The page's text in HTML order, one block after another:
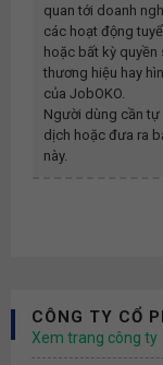
quan tới doanh
các hoạt động
hoặc bất kỳ quyền
thương hiệu hay
của JobOKO.
Người dùng cần
dịch hoặc đưa ra
này.
CÔNG TY CỔ
Xem trang công ty